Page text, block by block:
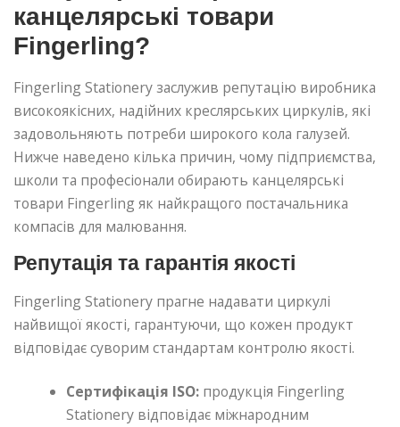
канцелярські товари
Fingerling?
Fingerling Stationery заслужив репутацію виробника
високоякісних, надійних креслярських циркулів, які
задовольняють потреби широкого кола галузей.
Нижче наведено кілька причин, чому підприємства,
школи та професіонали обирають канцелярські
товари Fingerling як найкращого постачальника
компасів для малювання.
Репутація та гарантія якості
Fingerling Stationery прагне надавати циркулі
найвищої якості, гарантуючи, що кожен продукт
відповідає суворим стандартам контролю якості.
Сертифікація ISO: продукція Fingerling
Stationery відповідає міжнародним